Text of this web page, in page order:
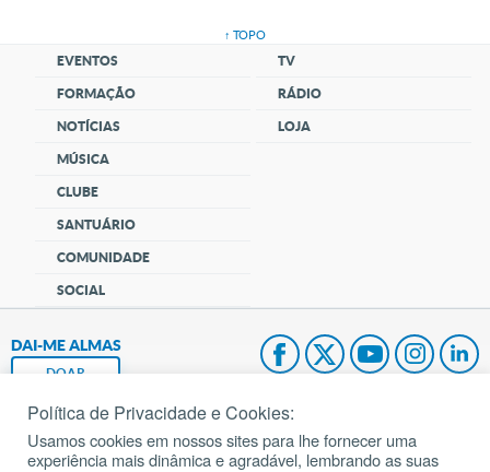
↑ TOPO
EVENTOS
FORMAÇÃO
NOTÍCIAS
MÚSICA
CLUBE
SANTUÁRIO
COMUNIDADE
SOCIAL
TV
RÁDIO
LOJA
DAI-ME ALMAS
DOAR
Fundação João Paulo II
Política de Privacidade e Cookies:
Usamos cookies em nossos sites para lhe fornecer uma
experiência mais dinâmica e agradável, lembrando as suas